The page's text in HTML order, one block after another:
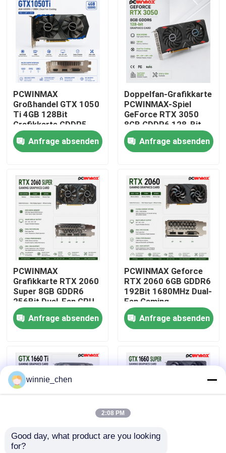
Produkte
Videos
Über uns
Fabrik-Ausflug
Qualitätskontrolle
Treten Sie mit uns in Verbindung
Fordern Sie ein Zitat
Gaming-Grafikkarten
Mining-Grafikkarte
PCWINMAX
Großhandel GTX 1050
Ti 4GB 128Bit
Grafikkarte GDDR5
Low Power GPU mit
HD DP DVI Ausgang
für Desktop
Anfrage absenden
Doppelfan-Grafikkarte
PCWINMAX-Spiel
GeForce RTX 3050
8GB GDDR6 128-Bit
HD/DP PCIe 4 für PC
SpielAnfrage absenden
PCWINMAX
Grafikkarte RTX 2060
Super 8GB GDDR6
256Bit Dual-Fan GPU
mit HD+3DP Ray
Tracing für Gaming PC
OEM Großhandel
Anfrage absenden
PCWINMAX Geforce
RTX 2060 6GB GDDR6
192Bit 1680MHz Dual-
Fan Gaming
Grafikkarte mit
HD/DP/DVI auf Lager
für Desktop-
Anfrage absenden
PCWINMAX Geforce
winnie_chen
2:08 PM
Good day, what product are you looking
for?